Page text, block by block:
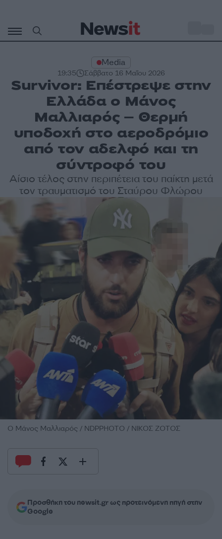
περιεχόμενο
Media
19:35 Σάββατο 16 Μαΐου 2026
Survivor: Επέστρεψε στην
Ελλάδα ο Μάνος
Μαλλιαρός – Θερμή
υποδοχή στο αεροδρόμιο
από τον αδελφό και τη
σύντροφό του
Αίσιο τέλος στην περιπέτεια του παίκτη μετά
τον τραυματισμό του Σταύρου Φλώρου
O Μάνος Μαλλιαρός / NDPPHOTO / ΝΙΚΟΣ ΖΟΤΟΣ
Προσθήκη του newsit.gr ως προτεινόμενη πηγή στην
Google